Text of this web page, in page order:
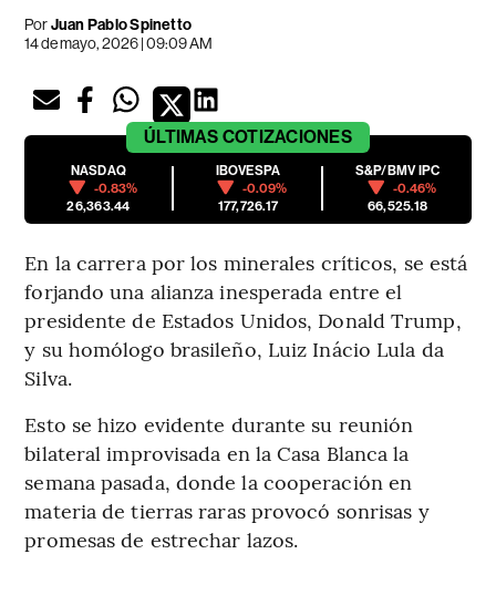
PorJuan Pablo Spinetto
14 de mayo, 2026 | 09:09 AM
ÚLTIMAS COTIZACIONES
NASDAQ
-0.83%
26,363.44
IBOVESPA
-0.09%
177,726.17
S&P/BMV IPC
-0.46%
66,525.18
En la carrera por los minerales críticos, se está
forjando una alianza inesperada entre el
presidente de Estados Unidos, Donald Trump,
y su homólogo brasileño, Luiz Inácio Lula da
Silva.
Esto se hizo evidente durante su reunión
bilateral improvisada en la Casa Blanca la
semana pasada, donde la cooperación en
materia de tierras raras provocó sonrisas y
promesas de estrechar lazos.